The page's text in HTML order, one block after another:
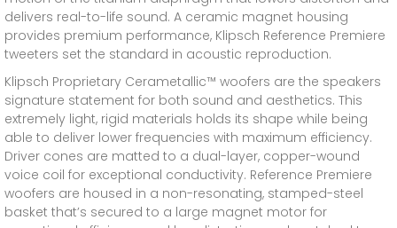
delivers real-to-life sound. A ceramic magnet housing
provides premium performance, Klipsch Reference Premiere
tweeters set the standard in acoustic reproduction.
Klipsch Proprietary Cerametallic™ woofers are the speakers
signature statement for both sound and aesthetics. This
extremely light, rigid materials holds its shape while being
able to deliver lower frequencies with maximum efficiency.
Driver cones are matted to a dual-layer, copper-wound
voice coil for exceptional conductivity. Reference Premiere
woofers are housed in a non-resonating, stamped-steel
basket that’s secured to a large magnet motor for